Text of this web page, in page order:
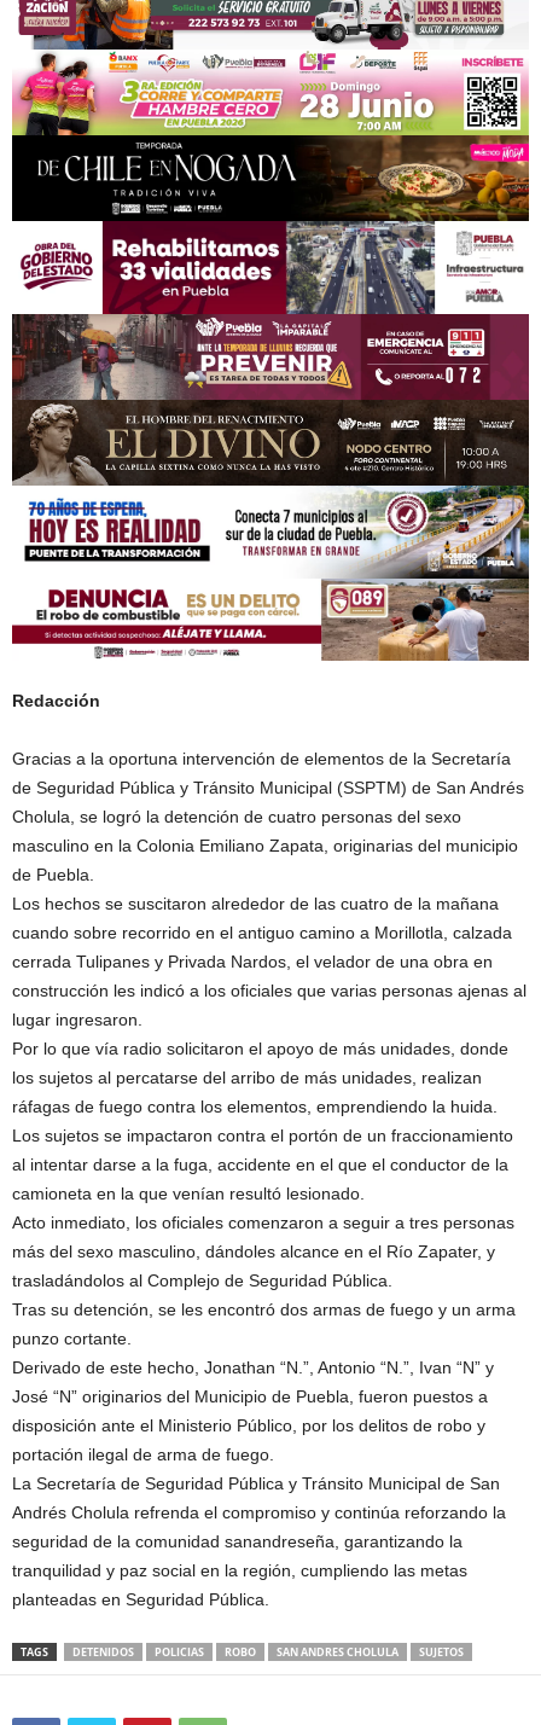
Redacción
Gracias a la oportuna intervención de elementos de la Secretaría
de Seguridad Pública y Tránsito Municipal (SSPTM) de San Andrés
Cholula, se logró la detención de cuatro personas del sexo
masculino en la Colonia Emiliano Zapata, originarias del municipio
de Puebla.
Los hechos se suscitaron alrededor de las cuatro de la mañana
cuando sobre recorrido en el antiguo camino a Morillotla, calzada
cerrada Tulipanes y Privada Nardos, el velador de una obra en
construcción les indicó a los oficiales que varias personas ajenas al
lugar ingresaron.
Por lo que vía radio solicitaron el apoyo de más unidades, donde
los sujetos al percatarse del arribo de más unidades, realizan
ráfagas de fuego contra los elementos, emprendiendo la huida.
Los sujetos se impactaron contra el portón de un fraccionamiento
al intentar darse a la fuga, accidente en el que el conductor de la
camioneta en la que venían resultó lesionado.
Acto inmediato, los oficiales comenzaron a seguir a tres personas
más del sexo masculino, dándoles alcance en el Río Zapater, y
trasladándolos al Complejo de Seguridad Pública.
Tras su detención, se les encontró dos armas de fuego y un arma
punzo cortante.
Derivado de este hecho, Jonathan “N.”, Antonio “N.”, Ivan “N” y
José “N” originarios del Municipio de Puebla, fueron puestos a
disposición ante el Ministerio Público, por los delitos de robo y
portación ilegal de arma de fuego.
La Secretaría de Seguridad Pública y Tránsito Municipal de San
Andrés Cholula refrenda el compromiso y continúa reforzando la
seguridad de la comunidad sanandreseña, garantizando la
tranquilidad y paz social en la región, cumpliendo las metas
planteadas en Seguridad Pública.
TAGS DETENIDOS POLICIAS ROBO SAN ANDRES CHOLULA SUJETOS